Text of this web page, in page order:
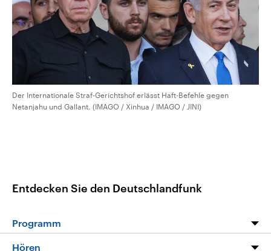
Der Internationale Straf-Gerichtshof erlässt Haft-Befehle gegen
Netanjahu und Gallant. (IMAGO / Xinhua / IMAGO / JINI)
Entdecken Sie den Deutschlandfunk
Programm
Programm
Hören